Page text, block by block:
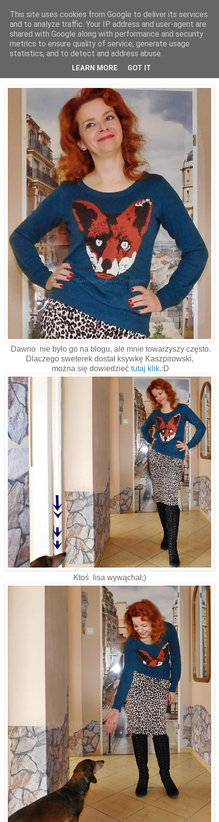
25 stycznia 2016
Stęskniłyście się za Kaszpirowskim? ;)
Dawno nie było go na blogu, ale mnie towarzyszy często.
Dlaczego sweterek dostał ksywkę Kaszpirowski,
można się dowiedzieć tutaj klik.:D
Ktoś lisa wywąchał;)
This site uses cookies from Google to deliver its services
and to analyze traffic. Your IP address and user-agent are
shared with Google along with performance and security
metrics to ensure quality of service, generate usage
statistics, and to detect and address abuse.
LEARN MORE GOT IT